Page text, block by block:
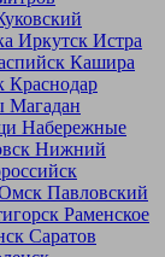
Иркутск Истра
Кашира
Краснодар
Магадан
Набережные
Нижний
Павловский
Раменское
Саратов